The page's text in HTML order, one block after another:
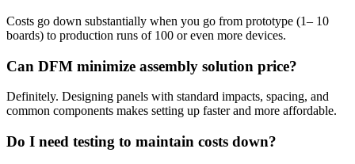
Costs go down substantially when you go from prototype (1– 10
boards) to production runs of 100 or even more devices.
Can DFM minimize assembly solution price?
Definitely. Designing panels with standard impacts, spacing, and
common components makes setting up faster and more affordable.
Do I need testing to maintain costs down?